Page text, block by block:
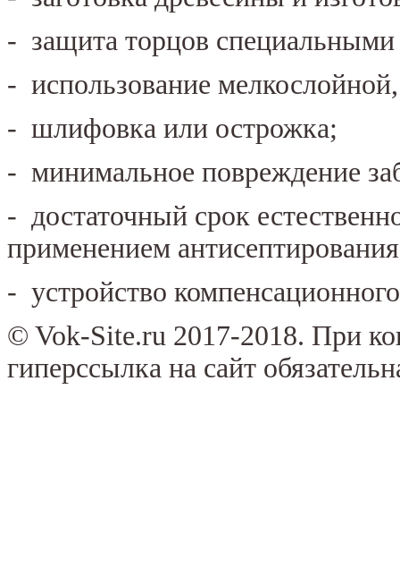
- защита торцов специальными
- использование
- шлифовка или острожка;
- минимальное повреждение
- достаточный срок
применением
- устройство
© Vok-Site.ru 2017-2018. При
гиперссылка на сайт